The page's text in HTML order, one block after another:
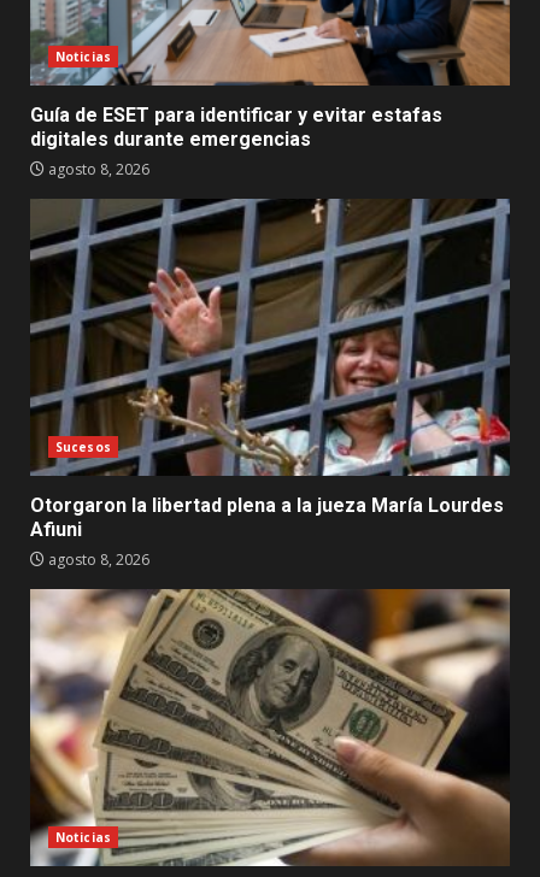
Noticias
Guía de ESET para identificar y evitar estafas
digitales durante emergencias
agosto 8, 2026
Sucesos
Otorgaron la libertad plena a la jueza María Lourdes
Afiuni
agosto 8, 2026
Noticias